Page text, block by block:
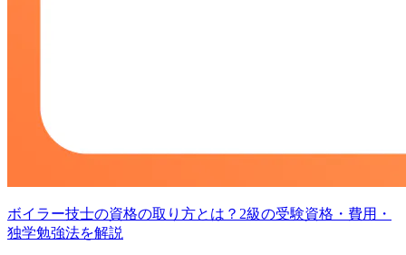
ボイラー技士の資格の取り方とは？2級の受験資格・費用・
独学勉強法を解説